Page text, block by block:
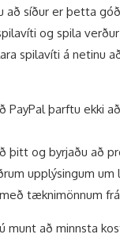
að síður er þetta
og spila
spilavíti á netinu
þarftu ekki
þitt og byrjaðu að
upplýsingum
tæknimönnum
að minnsta